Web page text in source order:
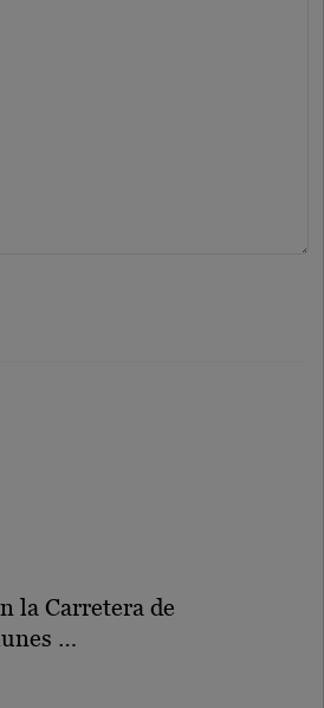
la Carretera de
…